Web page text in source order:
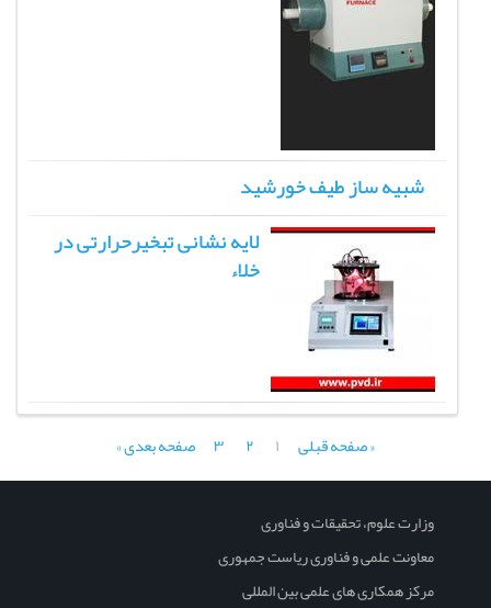
شبیه ساز طیف خورشید
لایه نشانی تبخیرحرارتی در
خلاء
« صفحه قبلی ۱ ۲ ۳ صفحه بعدی »
وزارت علوم، تحقیقات و فناوری
معاونت علمی و فناوری ریاست جمهوری
مرکز همکاری های علمی بین المللی